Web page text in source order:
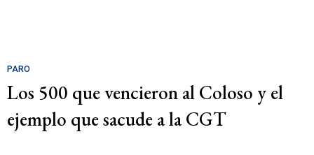
PARO
Los 500 que vencieron al Coloso y el
ejemplo que sacude a la CGT